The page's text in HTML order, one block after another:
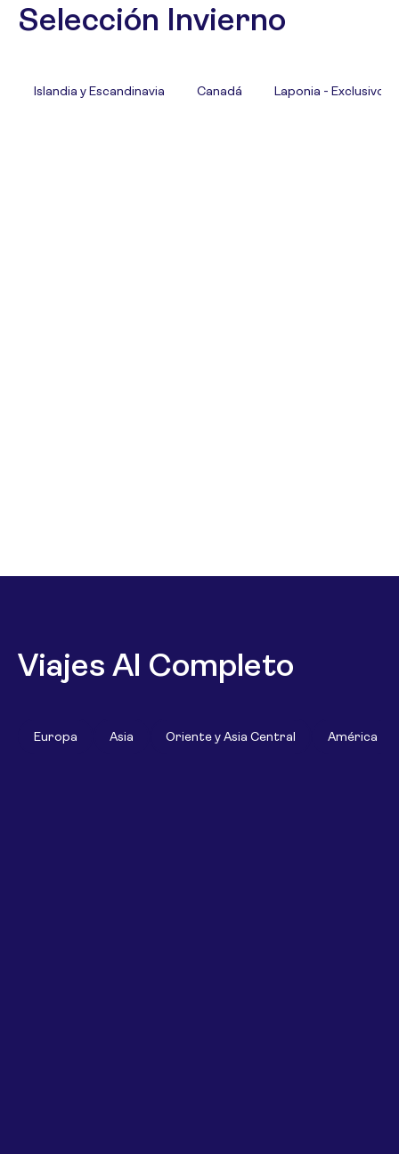
Selección Invierno
Islandia y Escandinavia Canadá Laponia - Exclusivo
Viajes Al Completo
Europa Asia Oriente y Asia Central América